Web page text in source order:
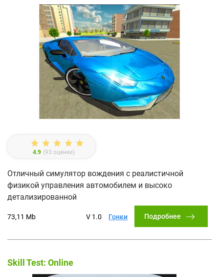
4.9 (93 оценки)
Отличный симулятор вождения с реалистичной
физикой управления автомобилем и высоко
детализированной
73,11 Mb V 1.0 Гонки Подробнее
Skill Test: Online